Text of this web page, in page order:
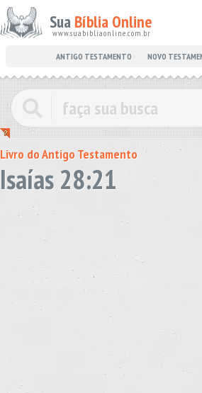
Sua Bíblia Online
www.suabibliaonline.com.br
ANTIGO TESTAMENTO NOVO
Livro do Antigo Testamento
Isaías 28:21